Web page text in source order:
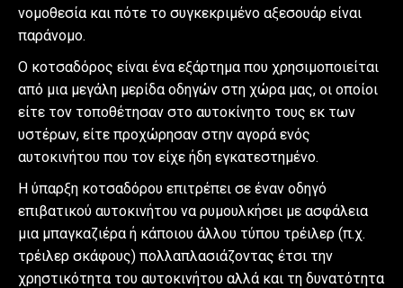
νομοθεσία και πότε το συγκεκριμένο αξεσουάρ είναι
παράνομο.
Ο κοτσαδόρος είναι ένα εξάρτημα που χρησιμοποιείται
από μια μεγάλη μερίδα οδηγών στη χώρα μας, οι οποίοι
είτε τον τοποθέτησαν στο αυτοκίνητο τους εκ των
υστέρων, είτε προχώρησαν στην αγορά ενός
αυτοκινήτου που τον είχε ήδη εγκατεστημένο.
Η ύπαρξη κοτσαδόρου επιτρέπει σε έναν οδηγό
επιβατικού αυτοκινήτου να ρυμουλκήσει με ασφάλεια
μια μπαγκαζιέρα ή κάποιου άλλου τύπου τρέιλερ (π.χ.
τρέιλερ σκάφους) πολλαπλασιάζοντας έτσι την
χρηστικότητα του αυτοκινήτου αλλά και τη δυνατότητα